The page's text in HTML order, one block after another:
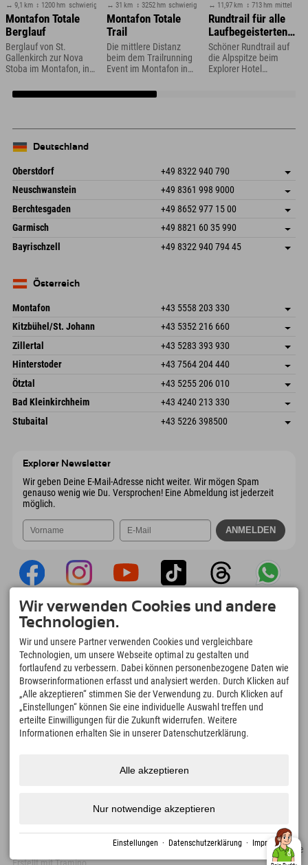
↔ 9,1 km ↕ 1200 hm schwierig
Montafon Totale
Berglauf
Berglauf von St.
Gallenkirch zur Nova
Stoba im Montafon, in
↔ 31 km ↕ 3252 hm schwierig
Montafon Totale
Trail
Die mittlere Distanz
beim dem Trailrunning
Event im Montafon in
↔ 11,97 km ↕ 713 hm mittel
Rundtrail für alle
Laufbegeisterten
direkt vom Explorer
Hotel aus
Schöner Rundtrail auf
die Alpspitze beim
Explorer Hotel
Deutschland
Oberstdorf +49 8322 940 790
An der Breitach 3
Deutschland
Adresse speichern
Buchen
Neuschwanstein +49 8361 998 9000
An der Riese 45
87484 Nesselwang im Allgäu
Deutschland
Adresse speichern
Buchen
Berchtesgaden +49 8652 977 15 00
Hofreitstr. 7
Deutschland
Adresse speichern
Buchen
Garmisch +49 8821 60 35 990
Frickenstraße 22
82490 Farchant
Adresse speichern
Bayrischzell +49 8322 940 794 45
Deutschland
Österreich
Montafon +43 5558 203 330
Dorfstr. 127b
6793 Gaschurn/Montafon
Österreich
Adresse speichern
Buchen
Kitzbühel/St. Johann +43 5352 216 660
Speckbacherstraße 87
Österreich
Adresse speichern
Buchen
Zillertal +43 5283 393 930
Schmiedau 2
Österreich
Adresse speichern
Buchen
Hinterstoder +43 7564 204 440
Freizeitpark 10
Österreich
Adresse speichern
Buchen
Ötztal +43 5255 206 010
Gscheat 14
Österreich
Adresse speichern
Buchen
Bad Kleinkirchheim +43 4240 213 330
Dorfstraße 24
Adresse speichern
Stubaital +43 5226 398500
Explorer Newsletter
Wir geben Deine E-Mail-Adresse nicht weiter. Wir mögen Spam
genauso wenig wie Du. Versprochen! Eine Abmeldung ist jederzeit
möglich.
Explorer App
Upload Deiner #ExplorerMoments, Mein
Explorer To Go mit Buchungsübersicht,
Bucketlist, Restaurantübersicht uvm. Jetzt
downloaden!
Zeit für Explorer Moments
166
Bergseen und Erlebnisbäder
4.634km
Pisten zum Skifahren und
97
Barrierefreiheit Presse Nachhaltigkeitszertifikate
Erstellt mit Tramino
Wir verwenden Cookies und andere
Technologien.
Wir und unsere Partner verwenden Cookies und vergleichbare
Technologien, um unsere Webseite optimal zu gestalten und
fortlaufend zu verbessern. Dabei können personenbezogene Daten wie
Browserinformationen erfasst und analysiert werden. Durch Klicken auf
„Alle akzeptieren“ stimmen Sie der Verwendung zu. Durch Klicken auf
„Einstellungen“ können Sie eine individuelle Auswahl treffen und
erteilte Einwilligungen für die Zukunft widerrufen. Weitere
Informationen erhalten Sie in unserer Datenschutzerklärung.
Alle akzeptieren
Nur notwendige akzeptieren
Einstellungen · Datenschutzerklärung · Impressum